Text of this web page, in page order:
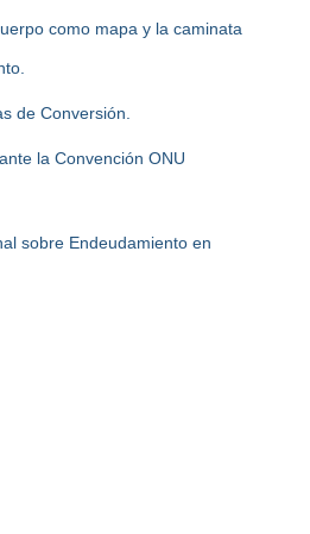
como mapa y la caminata
de Conversión.
la Convención ONU
sobre Endeudamiento en